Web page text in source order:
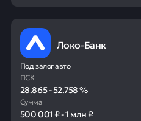
Локо-Банк
Под залог авто
ПСК
28.865-52.758%
Сумма
500 001 ₽-1 млн ₽